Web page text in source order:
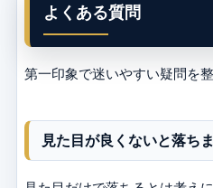
よくある質問
第一印象で迷いやすい疑問を整
見た目が良くないと落ち